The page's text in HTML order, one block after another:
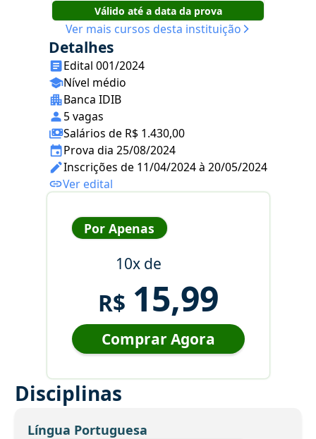
Válido até a data da prova
Ver mais cursos desta instituição
Detalhes
Edital 001/2024
Nível médio
Banca IDIB
5 vagas
Salários de R$ 1.430,00
Prova dia 25/08/2024
Inscrições de 11/04/2024 à 20/05/2024
Ver edital
Por Apenas
10x de
R$ 15,99
Comprar Agora
Disciplinas
Língua Portuguesa